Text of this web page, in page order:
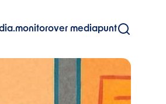
over mediapunt